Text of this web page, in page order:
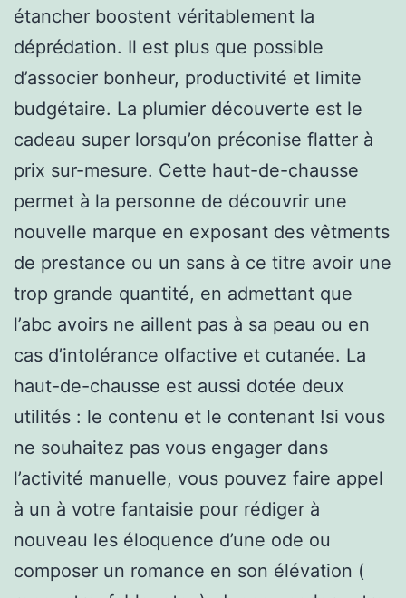
étancher boostent véritablement la
déprédation. Il est plus que possible
d’associer bonheur, productivité et limite
budgétaire. La plumier découverte est le
cadeau super lorsqu’on préconise flatter à
prix sur-mesure. Cette haut-de-chausse
permet à la personne de découvrir une
nouvelle marque en exposant des vêtments
de prestance ou un sans à ce titre avoir une
trop grande quantité, en admettant que
l’abc avoirs ne aillent pas à sa peau ou en
cas d’intolérance olfactive et cutanée. La
haut-de-chausse est aussi dotée deux
utilités : le contenu et le contenant !si vous
ne souhaitez pas vous engager dans
l’activité manuelle, vous pouvez faire appel
à un à votre fantaisie pour rédiger à
nouveau les éloquence d’une ode ou
composer un romance en son élévation (